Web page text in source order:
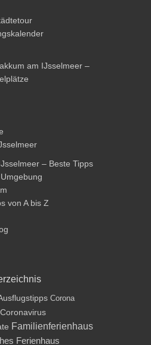
am IJsselmeer –
– Beste Tipps
von A bis Z
Corona
Coronavirus
Familienferienhaus
Ferienhaus